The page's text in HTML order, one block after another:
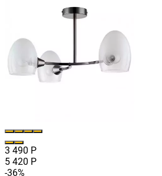
3 490 Р
5 420 Р
-36%